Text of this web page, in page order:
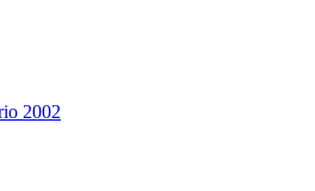
2002